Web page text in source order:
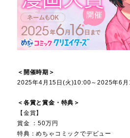
＜開催時期＞
2025年4月15日(火)10:00～2025年6
＜各賞と賞金・特典＞
【金賞】
賞金 ：50万円
特典：めちゃコミックでデビュー